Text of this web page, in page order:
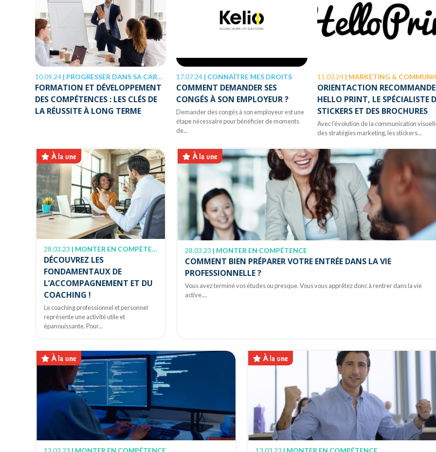
10.09.24 | PROGRESSER DANS SA CARRIÈRE
FORMATION ET DÉVELOPPEMENT
DES COMPÉTENCES : LES CLÉS DE
LA RÉUSSITE À LONG TERME
17.07.24| CONNAÎTRE MES DROITS
COMMENT DEMANDER SES
CONGÉS À SON EMPLOYEUR ?
Demander des congés à son employeur est une
étape nécessaire pour bénéficier de moments
de...
11.03.24| MARKETING &
ORIENTACTION RECOMMANDE
HELLO PRINT, LE SPÉCIALISTE
STICKERS ET DES BROCHURES
Avec l'évolution de la communication
des stratégies marketing, les stickers...
À la une
28.03.23 | MONTER EN COMPÉTENCE
DÉCOUVREZ LES
FONDAMENTAUX DE
L’ACCOMPAGNEMENT ET DU
COACHING !
Le coaching professionnel et personnel
représente une activité utile et
épanouissante. Pour...
À la une
28.03.23 | MONTER EN COMPÉTENCE
COMMENT BIEN PRÉPARER VOTRE ENTRÉE DANS LA VIE
PROFESSIONNELLE ?
Vous avez terminé vos études ou presque. Vous vous apprêtez donc à rentrer dans la vie
active....
À la une
13.03.23 | MONTER EN COMPÉTENCE
À la une
13.03.23 | MONTER EN COMPÉTENCE